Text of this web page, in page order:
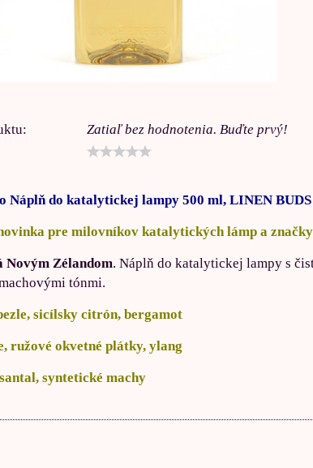
Zatiaľ bez hodnotenia. Buďte prvý!
Náplň do katalytickej lampy 500 ml, LINEN BUDS
pre milovníkov katalytických lámp a
Novým Zélandom. Náplň do katalytickej lampy s
tónmi.
sicílsky citrón, bergamot
ružové okvetné plátky, ylang
syntetické machy